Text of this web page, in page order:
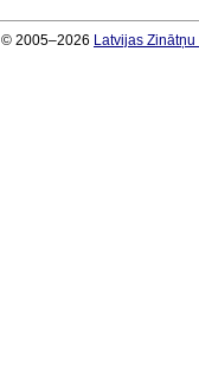
© 2005–2026 Latvijas